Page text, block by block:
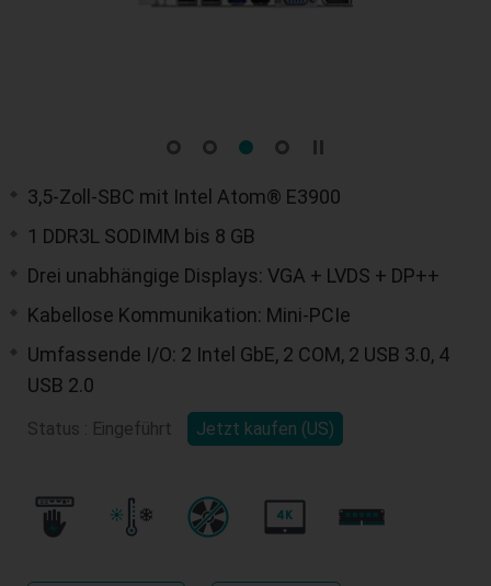
3,5-Zoll-SBC mit Intel Atom® E3900
1 DDR3L SODIMM bis 8 GB
Drei unabhängige Displays: VGA + LVDS + DP++
Kabellose Kommunikation: Mini-PCIe
Umfassende I/O: 2 Intel GbE, 2 COM, 2 USB 3.0, 4
USB 2.0
Status : Eingeführt Jetzt kaufen (US)